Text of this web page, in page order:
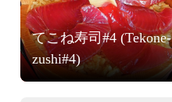
てこね寿司#4 (Tekone-
zushi#4)